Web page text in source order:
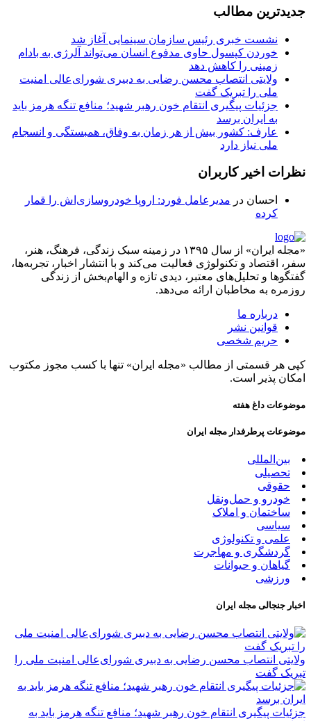
جدیدترین مطالب
نشست خبری رئیس سازمان سینمایی آغاز شد
خوردن کپسول حاوی مدفوع انسان می‌تواند آلرژی به بادام
زمینی را کاهش دهد
ولایتی انتصاب محسن رضایی به دبیری شورای‌عالی امنیت
ملی را تبریک گفت
جزئیات پیگیری انتقام خون رهبر شهید؛ منافع تنگه هرمز باید
به ایران برسد
عارف: کشور بیش از هر زمان به وفاق، همبستگی و انسجام
ملی نیاز دارد
نظرات اخیر کاربران
احسان در مدیرعامل فورد: اروپا خودروسازی‌اش را قمار
کرده
«مجله ایران» از سال ۱۳۹۵ در زمینه سبک زندگی، فرهنگ، هنر،
سفر، اقتصاد و تکنولوژی فعالیت می‌کند و با انتشار اخبار، تجربه‌ها،
گفتگوها و تحلیل‌های معتبر، دیدی تازه و الهام‌بخش از زندگی
روزمره به مخاطبان ارائه می‌دهد.
درباره ما
قوانین نشر
حریم شخصی
کپی هر قسمتی از مطالب «مجله ایران» تنها با کسب مجوز مکتوب
امکان پذیر است.
موضوعات داغ هفته
موضوعات پرطرفدار مجله ایران
بین‌المللی
تحصیلی
حقوقی
خودرو و حمل‌و‌نقل
ساختمان و املاک
سیاسی
علمی و تکنولوژی
گردشگری و مهاجرت
گیاهان و حیوانات
ورزشی
اخبار جنجالی مجله ایران
ولایتی انتصاب محسن رضایی به دبیری شورای‌عالی امنیت ملی را
تبریک گفت
جزئیات پیگیری انتقام خون رهبر شهید؛ منافع تنگه هرمز باید به